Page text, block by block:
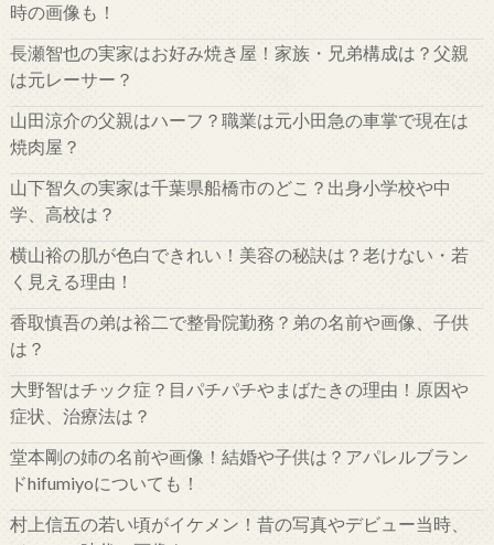
時の画像も！
長瀬智也の実家はお好み焼き屋！家族・兄弟構成は？父親
は元レーサー？
山田涼介の父親はハーフ？職業は元小田急の車掌で現在は
焼肉屋？
山下智久の実家は千葉県船橋市のどこ？出身小学校や中
学、高校は？
横山裕の肌が色白できれい！美容の秘訣は？老けない・若
く見える理由！
香取慎吾の弟は裕二で整骨院勤務？弟の名前や画像、子供
は？
大野智はチック症？目パチパチやまばたきの理由！原因や
症状、治療法は？
堂本剛の姉の名前や画像！結婚や子供は？アパレルブラン
ドhifumiyoについても！
村上信五の若い頃がイケメン！昔の写真やデビュー当時、